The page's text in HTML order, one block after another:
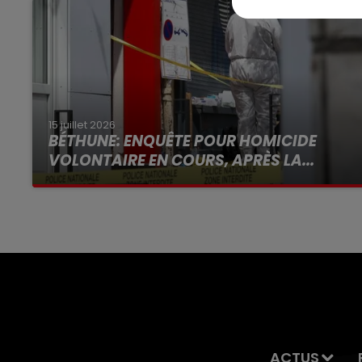
15 juillet 2026
BÉTHUNE: ENQUÊTE POUR HOMICIDE
VOLONTAIRE EN COURS, APRÈS LA...
Selon les premiers éléments, le logement
ACTUS